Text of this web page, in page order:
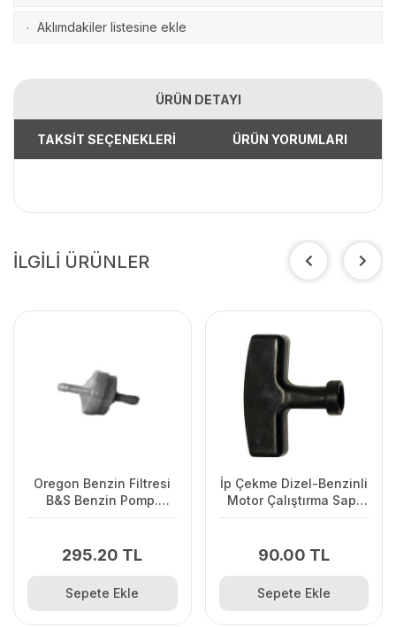
· Aklımdakiler listesine ekle
ÜRÜN DETAYI
TAKSİT SEÇENEKLERİ ÜRÜN YORUMLARI
İLGİLİ ÜRÜNLER
Oregon Benzin Filtresi
B&S Benzin Pomp.
295.20 TL
Sepete Ekle
İp Çekme Dizel-Benzinli
Motor Çalıştırma Sapı
90.00 TL
Sepete Ekle